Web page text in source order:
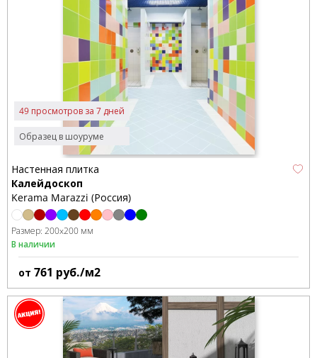
Образец в шоуруме
49 просмотров за 7 дней
Настенная плитка
Калейдоскоп
Kerama Marazzi (Россия)
Размер: 200x200 мм
В наличии
от 761 руб./м2